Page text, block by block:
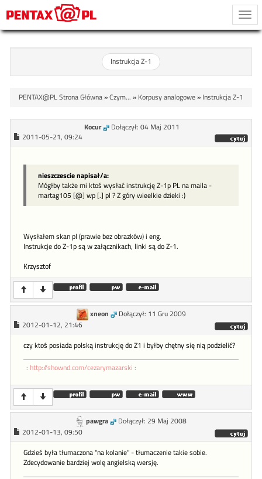
Instrukcja Z-1
PENTAX@PL Strona Główna»Czym... » Korpusy analogowe» Instrukcja Z-1
Kocur
Dołączył: 04 Maj 2011
2011-05-21, 09:24
nieszczescie napisał/a:
Mógłby także mi ktoś wysłać instrukcję Z-1p PL na maila -
martag105 [@] wp [.] pl ? Z góry wieelkie dzieki :)
Wysłałem skan pl (prawie bez obrazków) i eng.
Instrukcje do Z-1p są w załącznikach, linki są do Z-1.
Krzysztof
xneon
Dołączył: 11 Gru 2009
2012-01-12, 21:46
czy ktoś posiada polską instrukcję do Z1 i byłby chętny się nią podzielić?
: http://shownd.com/cezarymazarski :
pawgra
Dołączył: 29 Maj 2008
2012-01-13, 09:50
Gdzieś była tłumaczona "na kolanie" - tłumaczenie takie sobie.
Zdecydowanie bardziej wolę angielską wersję.